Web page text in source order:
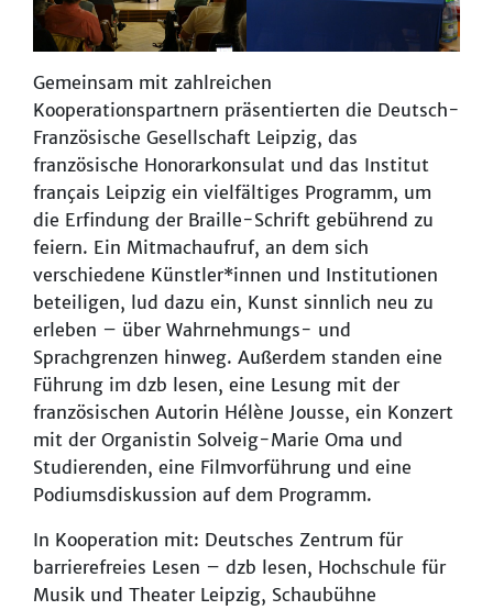
Gemeinsam mit zahlreichen
Kooperationspartnern präsentierten die Deutsch-
Französische Gesellschaft Leipzig, das
französische Honorarkonsulat und das Institut
français Leipzig ein vielfältiges Programm, um
die Erfindung der Braille-Schrift gebührend zu
feiern. Ein Mitmachaufruf, an dem sich
verschiedene Künstler*innen und Institutionen
beteiligen, lud dazu ein, Kunst sinnlich neu zu
erleben – über Wahrnehmungs- und
Sprachgrenzen hinweg. Außerdem standen eine
Führung im dzb lesen, eine Lesung mit der
französischen Autorin Hélène Jousse, ein Konzert
mit der Organistin Solveig-Marie Oma und
Studierenden, eine Filmvorführung und eine
Podiumsdiskussion auf dem Programm.
In Kooperation mit: Deutsches Zentrum für
barrierefreies Lesen – dzb lesen, Hochschule für
Musik und Theater Leipzig, Schaubühne